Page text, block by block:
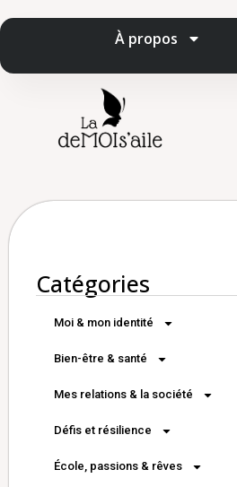
À propos
Catégories
Moi & mon identité
Bien-être & santé
Mes relations & la société
Défis et résilience
École, passions & rêves